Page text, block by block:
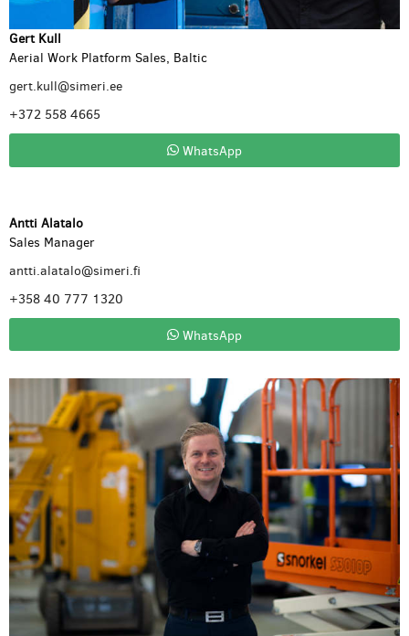
Gert Kull
Aerial Work Platform Sales, Baltic
gert.kull@simeri.ee
+372 558 4665
WhatsApp
Antti Alatalo
Sales Manager
antti.alatalo@simeri.fi
+358 40 777 1320
WhatsApp